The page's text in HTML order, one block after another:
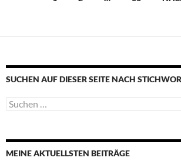
SUCHEN AUF DIESER SEITE NACH
Suche
nach:
MEINE AKTUELLSTEN BEITRÄGE